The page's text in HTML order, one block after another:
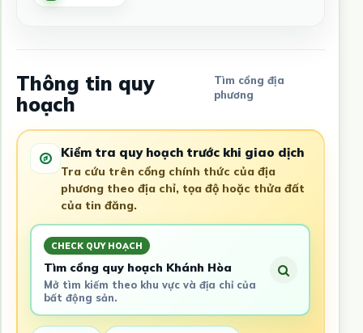
Thông tin quy
hoạch
Tìm cổng địa
phương
Kiểm tra quy hoạch trước khi giao dịch
Tra cứu trên cổng chính thức của địa
phương theo địa chỉ, tọa độ hoặc thửa đất
của tin đăng.
CHECK QUY HOẠCH
Tìm cổng quy hoạch Khánh Hòa
Mở tìm kiếm theo khu vực và địa chỉ của
bất động sản.